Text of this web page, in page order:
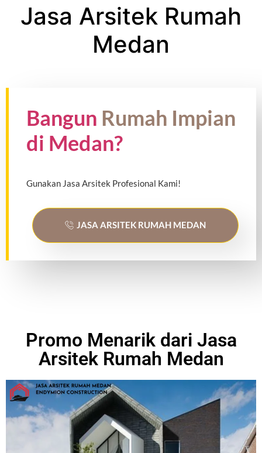
Jasa Arsitek Rumah
Medan
Bangun Rumah Impian
di Medan?
Gunakan Jasa Arsitek Profesional Kami!
JASA ARSITEK RUMAH MEDAN
Promo Menarik dari Jasa
Arsitek Rumah Medan